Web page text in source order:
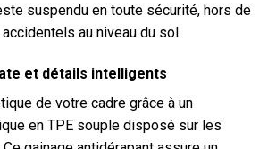
suspendu en toute sécurité, hors de
au niveau du sol.
et détails intelligents
de votre cadre grâce à un
en TPE souple disposé sur les